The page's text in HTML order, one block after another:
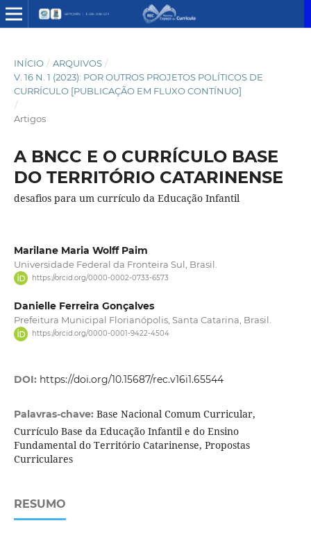
INÍCIO / ARQUIVOS /
V. 16 N. 1 (2023): POR OUTROS PROJETOS POLÍTICOS DE
CURRÍCULO [PUBLICAÇÃO EM FLUXO CONTÍNUO]
/
Artigos
A BNCC E O CURRÍCULO BASE
DO TERRITÓRIO CATARINENSE
desafios para um currículo da Educação Infantil
Marilane Maria Wolff Paim
Universidade Federal da Fronteira Sul, Brasil.
https://orcid.org/0000-0002-0733-6573
Danielle Ferreira Gonçalves
Prefeitura Municipal Florianópolis, Santa Catarina, Brasil.
https://orcid.org/0000-0001-9422-4504
DOI: https://doi.org/10.15687/rec.v16i1.65544
Palavras-chave: Base Nacional Comum Curricular,
Currículo Base da Educação Infantil e do Ensino
Fundamental do Território Catarinense, Propostas
Curriculares
RESUMO